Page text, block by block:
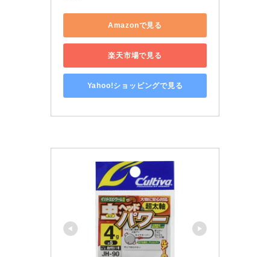
Amazonで見る
楽天市場で見る
Yahoo!ショッピングで見る